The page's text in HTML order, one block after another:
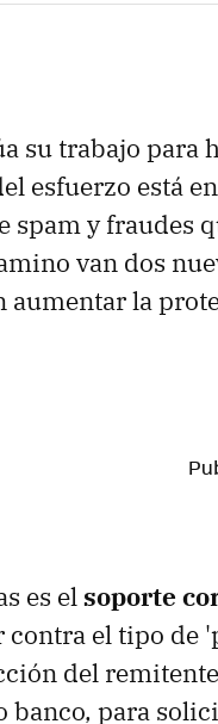
su trabajo para
esfuerzo está
spam y fraudes
van dos
aumentar la
es elsoporte
contra el tipo de
del
banco, para